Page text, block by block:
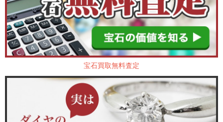
宝石買取無料査定